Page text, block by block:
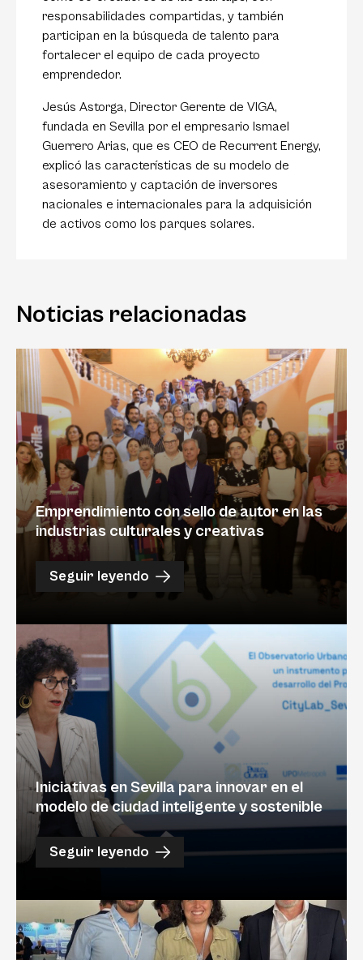
responsabilidades compartidas, y también
participan en la búsqueda de talento para
fortalecer el equipo de cada proyecto
emprendedor.
Jesús Astorga, Director Gerente de VIGA,
fundada en Sevilla por el empresario Ismael
Guerrero Arias, que es CEO de Recurrent Energy,
explicó las características de su modelo de
asesoramiento y captación de inversores
nacionales e internacionales para la adquisición
de activos como los parques solares.
Noticias relacionadas
Emprendimiento con sello de autor en las
industrias culturales y creativas
Seguir leyendo
Iniciativas en Sevilla para innovar en el
modelo de ciudad inteligente y sostenible
Seguir leyendo